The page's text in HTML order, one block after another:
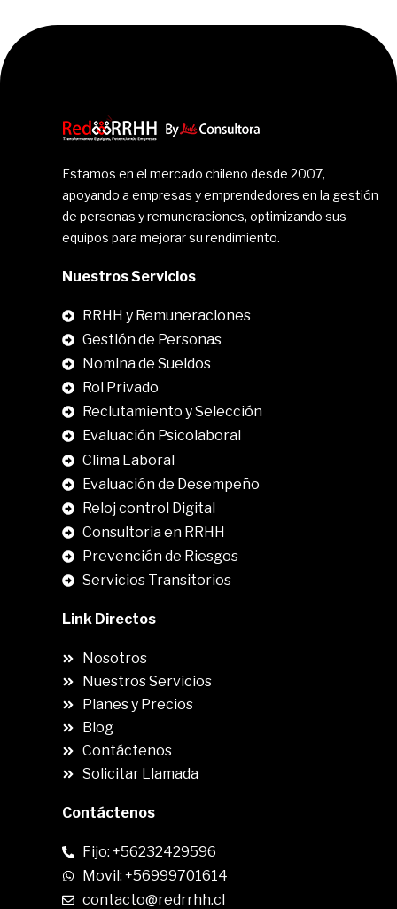
Estamos en el mercado chileno desde 2007,
apoyando a empresas y emprendedores en la gestión
de personas y remuneraciones, optimizando sus
equipos para mejorar su rendimiento.
Nuestros Servicios
RRHH y Remuneraciones
Gestión de Personas
Nomina de Sueldos
Rol Privado
Reclutamiento y Selección
Evaluación Psicolaboral
Clima Laboral
Evaluación de Desempeño
Reloj control Digital
Consultoria en RRHH
Prevención de Riesgos
Servicios Transitorios
Link Directos
Nosotros
Nuestros Servicios
Planes y Precios
Blog
Contáctenos
Solicitar Llamada
Contáctenos
Fijo: +56232429596
Movil: +56999701614
contacto@redrrhh.cl